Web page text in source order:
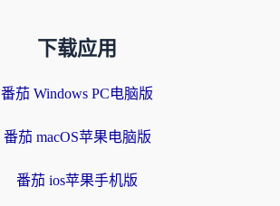
下载应用
番茄 Windows PC电脑版
番茄 macOS苹果电脑版
番茄 ios苹果手机版